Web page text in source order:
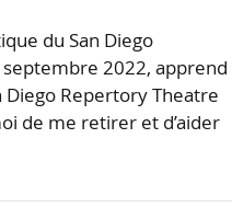
du San Diego
2022, apprend
Diego Repertory Theatre
de me retirer et d’aider